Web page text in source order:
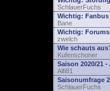
SchlauerFuchs
Wichtig:
Bane
Wichtig:
zwelch
Wie schauts
Kufenschoner
Saison 2020/21
Alfi81
Saisonumfrage
SchlauerFuchs